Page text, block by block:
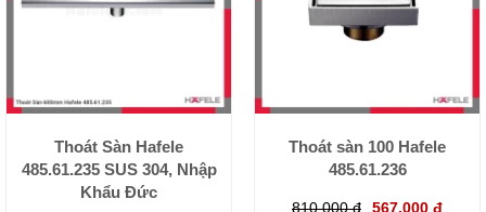
Thoát Sàn Hafele
485.61.235 SUS 304, Nhập
Khẩu Đức
Thoát sàn 100 Hafele
485.61.236
810.000 đ 567.000 đ